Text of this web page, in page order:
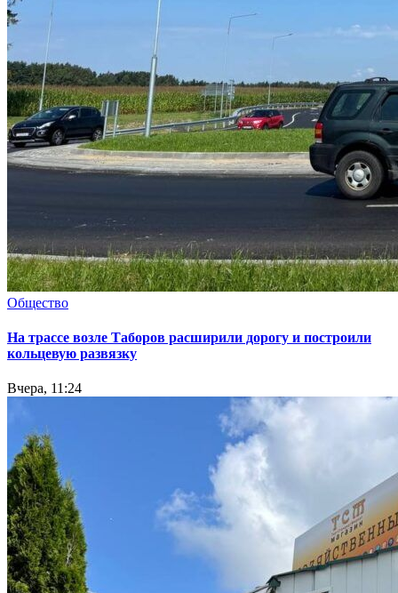
Общество
На трассе возле Таборов расширили дорогу и построили
кольцевую развязку
Вчера, 11:24